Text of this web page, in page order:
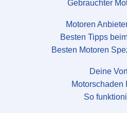
Gebrauchter
Motoren
Besten Tipps
Besten Motoren
Deine
Motorschaden
So